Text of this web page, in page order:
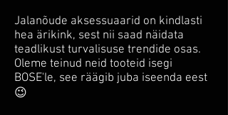
Jalanõude aksessuaarid on kindlasti
hea ärikink, sest nii saad näidata
teadlikust turvalisuse trendide osas.
Oleme teinud neid tooteid isegi
BOSE'le, see räägib juba iseenda eest
😉